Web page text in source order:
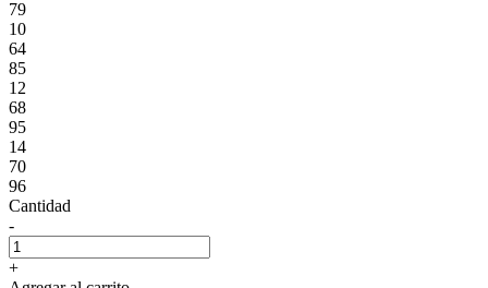
79
10
64
85
12
68
95
14
70
96
Cantidad
-
+